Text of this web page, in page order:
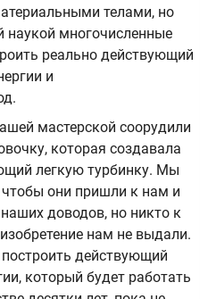
телами, но
наукой многочисленные
реально действующий
и
мастерской соорудили
которая создавала
легкую турбинку. Мы
они пришли к нам и
доводов, но никто к
нам не выдали.
действующий
который будет работать